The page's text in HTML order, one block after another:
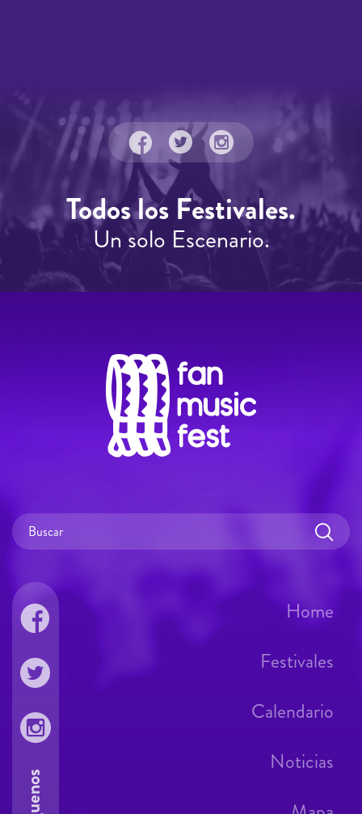
Todos los Festivales.
Un solo Escenario.
Home
Festivales
Calendario
Noticias